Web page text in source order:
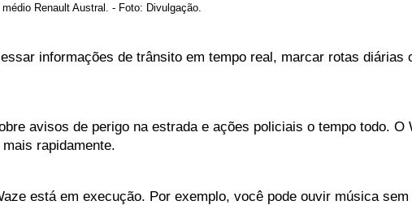
Renault Austral. - Foto: Divulgação.
informações de trânsito em tempo real, marcar rotas diárias
avisos de perigo na estrada e ações policiais o tempo todo. O
rapidamente.
está em execução. Por exemplo, você pode ouvir música